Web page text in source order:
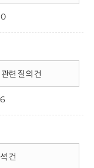
련 질의 건
건